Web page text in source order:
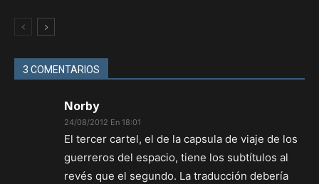
3 COMENTARIOS
Norby
24/08/2012 En 18:01
El tercer cartel, el de la capsula de viaje de los
guerreros del espacio, tiene los subtítulos al
revés que el segundo. La traducción debería